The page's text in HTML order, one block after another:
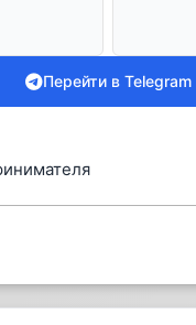
Перейти в Telegram